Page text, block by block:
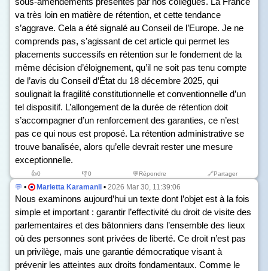
va très loin en matière de rétention, et cette tendance
s’aggrave. Cela a été signalé au Conseil de l’Europe. Je ne
comprends pas, s’agissant de cet article qui permet les
placements successifs en rétention sur le fondement de la
même décision d’éloignement, qu’il ne soit pas tenu compte
de l’avis du Conseil d’État du 18 décembre 2025, qui
soulignait la fragilité constitutionnelle et conventionnelle d’un
tel dispositif. L’allongement de la durée de rétention doit
s’accompagner d’un renforcement des garanties, ce n’est
pas ce qui nous est proposé. La rétention administrative se
trouve banalisée, alors qu’elle devrait rester une mesure
exceptionnelle.
👍0 👎0 💬Répondre 🔗Partager
💬 • Marietta Karamanli • 2026 Mar 30, 11:39:06
Nous examinons aujourd’hui un texte dont l’objet est à la fois
simple et important : garantir l’effectivité du droit de visite des
parlementaires et des bâtonniers dans l’ensemble des lieux
où des personnes sont privées de liberté. Ce droit n’est pas
un privilège, mais une garantie démocratique visant à
prévenir les atteintes aux droits fondamentaux. Comme le